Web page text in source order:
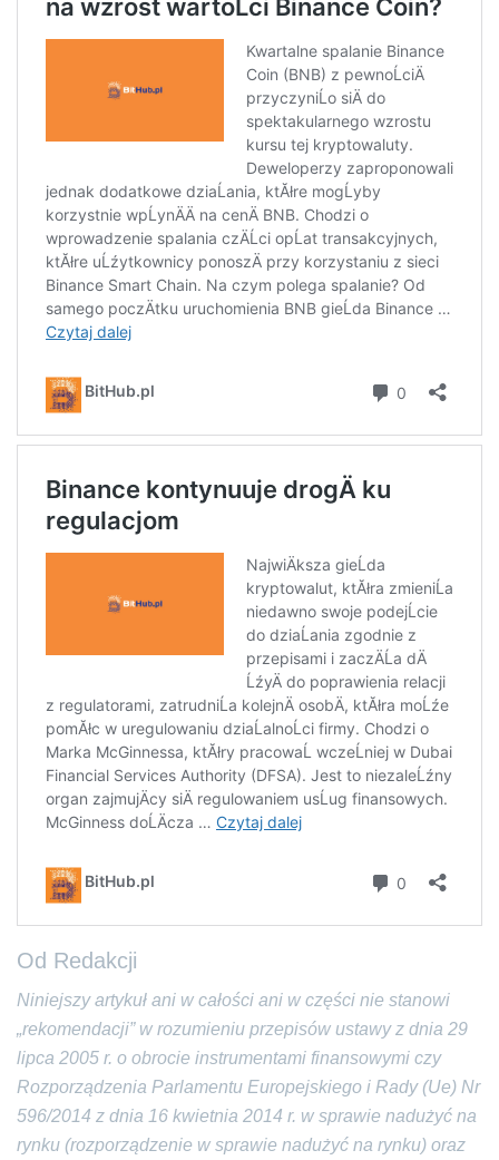
Od Redakcji
Niniejszy artykuł ani w całości ani w części nie stanowi
„rekomendacji” w rozumieniu przepisów ustawy z dnia 29
lipca 2005 r. o obrocie instrumentami finansowymi czy
Rozporządzenia Parlamentu Europejskiego i Rady (Ue) Nr
596/2014 z dnia 16 kwietnia 2014 r. w sprawie nadużyć na
rynku (rozporządzenie w sprawie nadużyć na rynku) oraz